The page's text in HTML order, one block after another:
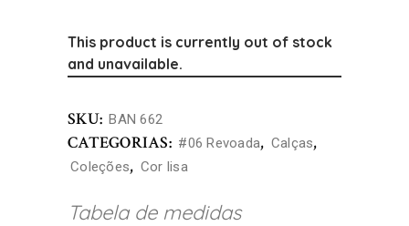
This product is currently out of stock
and unavailable.
SKU: BAN 662
CATEGORIAS: #06 Revoada, Calças,
Coleções, Cor lisa
Tabela de medidas